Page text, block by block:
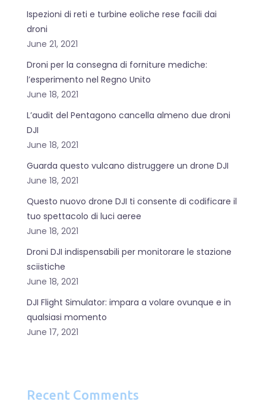
Ispezioni di reti e turbine eoliche rese facili dai
droni
June 21, 2021
Droni per la consegna di forniture mediche:
l’esperimento nel Regno Unito
June 18, 2021
L’audit del Pentagono cancella almeno due droni
DJI
June 18, 2021
Guarda questo vulcano distruggere un drone DJI
June 18, 2021
Questo nuovo drone DJI ti consente di codificare il
tuo spettacolo di luci aeree
June 18, 2021
Droni DJI indispensabili per monitorare le stazione
sciistiche
June 18, 2021
DJI Flight Simulator: impara a volare ovunque e in
qualsiasi momento
June 17, 2021
Recent Comments